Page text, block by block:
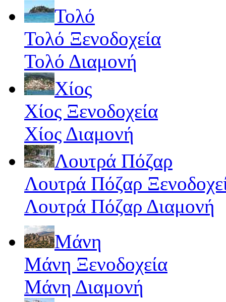
Τολό
Τολό Ξενοδοχεία
Τολό Διαμονή
Χίος
Χίος Ξενοδοχεία
Χίος Διαμονή
Λουτρά Πόζαρ
Λουτρά Πόζαρ
Λουτρά Πόζαρ Διαμονή
Μάνη
Μάνη Ξενοδοχεία
Μάνη Διαμονή